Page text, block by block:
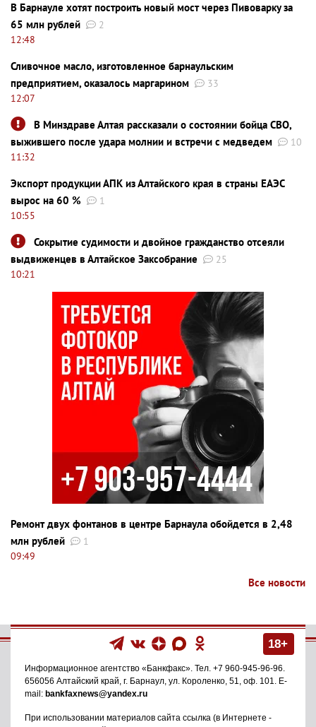
В Барнауле хотят построить новый мост через Пивоварку за
65 млн рублей
2
12:48
Сливочное масло, изготовленное барнаульским
предприятием, оказалось маргарином
33
12:07
В Минздраве Алтая рассказали о состоянии бойца СВО,
выжившего после удара молнии и встречи с медведем
10
11:32
Экспорт продукции АПК из Алтайского края в страны ЕАЭС
вырос на 60 %
1
10:55
Сокрытие судимости и двойное гражданство отсеяли
выдвиженцев в Алтайское Заксобрание
25
10:21
Ремонт двух фонтанов в центре Барнаула обойдется в 2,48
млн рублей
1
09:49
Все новости
18+
Информационное агентство «Банкфакс». Тел. +7 960-945-96-96.
656056 Алтайский край, г. Барнаул, ул. Короленко, 51, оф. 101. E-
mail: bankfaxnews@yandex.ru
При использовании материалов сайта ссылка (в Интернете -